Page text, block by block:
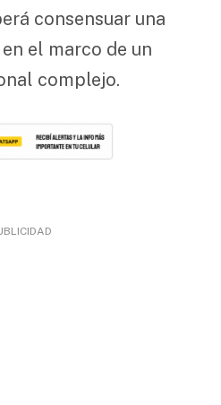
consensuar una
el marco de un
complejo.